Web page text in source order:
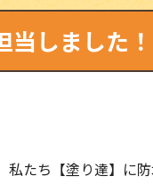
当しました！
私たち【塗り達】に